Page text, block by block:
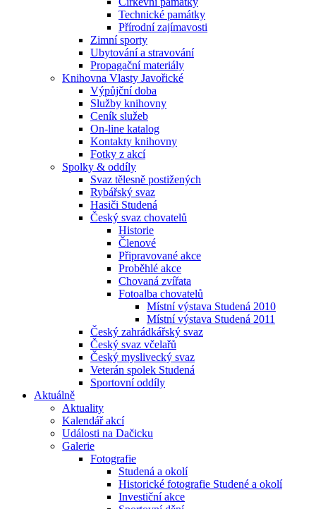
Technické památky
Přírodní zajímavosti
Zimní sporty
Ubytování a stravování
Propagační materiály
Knihovna Vlasty Javořické
Výpůjční doba
Služby knihovny
Ceník služeb
On-line katalog
Kontakty knihovny
Fotky z akcí
Spolky & oddíly
Svaz tělesně postižených
Rybářský svaz
Hasiči Studená
Český svaz chovatelů
Historie
Členové
Připravované akce
Proběhlé akce
Chovaná zvířata
Fotoalba chovatelů
Místní výstava Studená 2010
Místní výstava Studená 2011
Český zahrádkářský svaz
Český svaz včelařů
Český myslivecký svaz
Veterán spolek Studená
Sportovní oddíly
Aktuálně
Aktuality
Kalendář akcí
Události na Dačicku
Galerie
Fotografie
Studená a okolí
Historické fotografie Studené a okolí
Investiční akce